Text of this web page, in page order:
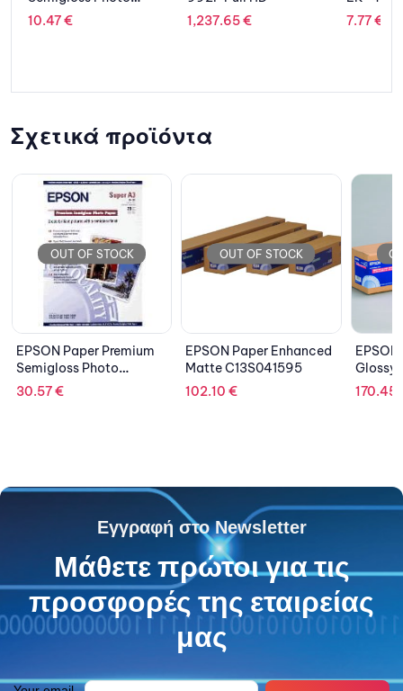
1,237.65
7.77€
Σχετικά προϊόντα
OUT OF STOCK
EPSON Paper Enhanced
Matte C13S041595
OUT OF STOCK
EPSON Paper Premium
Glossy Photo Roll
Εγγραφή στο Newsletter
Μάθετε πρώτοι για τις
προσφορές της εταιρείας
μας